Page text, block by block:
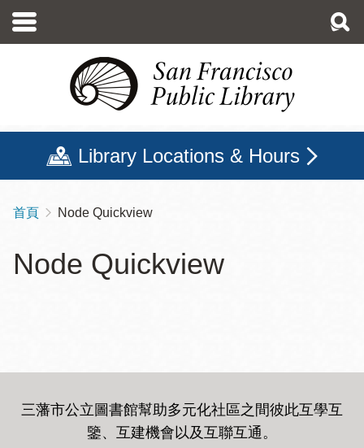
至
Library Locations & Hours
導
連
首頁 Node Quickview
Node Quickview
三藩市公立圖書館幫助多元化社區之間彼此互學互
鑒、互建機會以及互聯互通。